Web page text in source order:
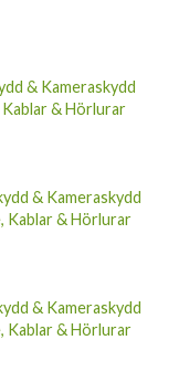
& Kameraskydd
& Hörlurar
& Kameraskydd
Kablar & Hörlurar
& Kameraskydd
Kablar & Hörlurar